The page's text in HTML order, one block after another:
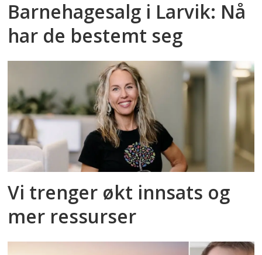
Barnehagesalg i Larvik: Nå
har de bestemt seg
Vi trenger økt innsats og
mer ressurser